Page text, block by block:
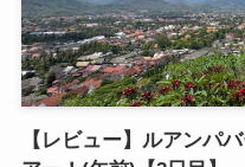
【レビュー】ルアンパ